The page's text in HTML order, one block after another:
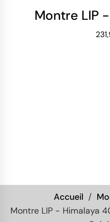
Montre LIP
Accueil
Montre LIP - Himalaya